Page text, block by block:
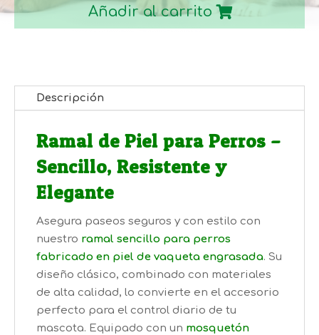
CUERO
Añadir al carrito
Descripción
Ramal de Piel para Perros –
Sencillo, Resistente y
Elegante
Asegura paseos seguros y con estilo con
nuestro ramal sencillo para perros
fabricado en piel de vaqueta engrasada. Su
diseño clásico, combinado con materiales
de alta calidad, lo convierte en el accesorio
perfecto para el control diario de tu
mascota. Equipado con un mosquetón